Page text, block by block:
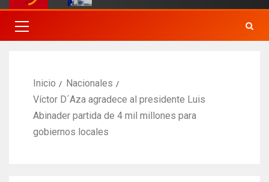
Inicio
Nacionales
Víctor D´Aza agradece al presidente Luis
Abinader partida de 4 mil millones para
gobiernos locales